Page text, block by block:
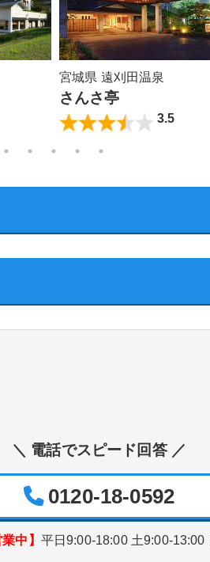
宮城県 遠刈田温泉
さんさ亭
3.5
＼ 電話でスピード回答 ／
0120-18-0592
中】 平日9:00-18:00 土9:00-13:00